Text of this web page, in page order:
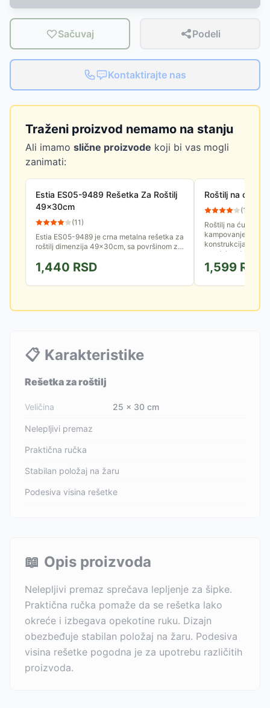
Sačuvaj Podeli
Kontaktirajte nas
Traženi proizvod nemamo na stanju
Ali imamo slične proizvode koji bi vas mogli
zanimati:
Estia ES05-9489 Rešetka Za Roštilj
49x30cm
(11)
Estia ES05-9489 je crna metalna rešetka za
roštilj dimenzija 49x30cm, sa površinom za
laka je za čišćenje.
1,440 RSD
Roštilj na
(15
Roštilj na ćumur,
kampovanje,
konstrukcija
vazduha, dok
1,599 RSD
📋 Karakteristike
Rešetka za roštilj
Veličina 25 x 30 cm
Nelepljivi premaz
Praktična ručka
Stabilan položaj na žaru
Podesiva visina rešetke
📖 Opis proizvoda
Nelepljivi premaz sprečava lepljenje za šipke.
Praktična ručka pomaže da se rešetka lako
okreće i izbegava opekotine ruku. Dizajn
obezbeđuje stabilan položaj na žaru. Podesiva
visina rešetke pogodna je za upotrebu različitih
proizvoda.